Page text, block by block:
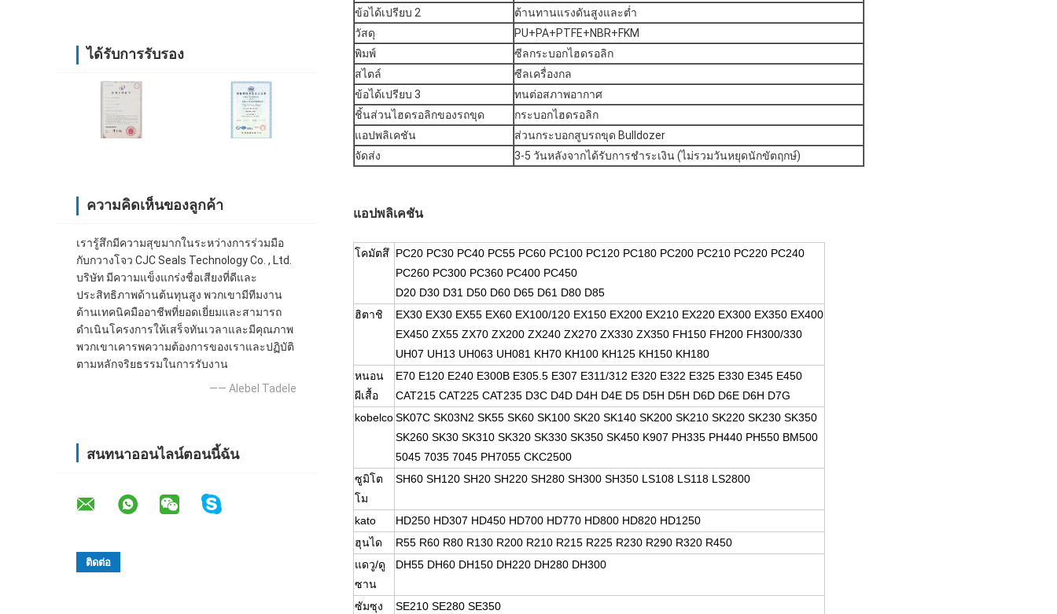
ได้รับการรับรอง
ความคิดเห็นของลูกค้า
เรารู้สึกมีความสุขมากในระหว่างการร่วมมือ
กับกวางโจว CJC Seals Technology Co. , Ltd.
บริษัท มีความแข็งแกร่งชื่อเสียงที่ดีและ
ประสิทธิภาพด้านต้นทุนสูง พวกเขามีทีมงาน
ด้านเทคนิคมืออาชีพที่ยอดเยี่ยมและสามารถ
ดำเนินโครงการให้เสร็จทันเวลาและมีคุณภาพ
พวกเขาเคารพความต้องการของเราและปฏิบัติ
ตามหลักจริยธรรมในการรับงาน
—— Alebel Tadele
สนทนาออนไลน์ตอนนี้ฉัน
ข้อได้เปรียบ 2
ต้านทานแรงดันสูงและต่ำ
วัสดุ
PU+PA+PTFE+NBR+FKM
พิมพ์
ซีลกระบอกไฮดรอลิก
สไตล์
ซีลเครื่องกล
ข้อได้เปรียบ 3
ทนต่อสภาพอากาศ
ชิ้นส่วนไฮดรอลิกของรถขุด
กระบอกไฮดรอลิก
แอปพลิเคชัน
ส่วนกระบอกสูบรถขุด Bulldozer
จัดส่ง
3-5 วันหลังจากได้รับการชำระเงิน (ไม่รวมวันหยุดนักขัตฤกษ์)
แอปพลิเคชัน
โคมัตสึ PC20 PC30 PC40 PC55 PC60 PC100 PC120 PC180 PC200 PC210 PC220 PC240
PC260 PC300 PC360 PC400 PC450
D20 D30 D31 D50 D60 D65 D61 D80 D85
ฮิตาชิ
EX30 EX30 EX55 EX60 EX100/120 EX150 EX200 EX210 EX220 EX300 EX350 EX400
EX450 ZX55 ZX70 ZX200 ZX240 ZX270 ZX330 ZX350 FH150 FH200 FH300/330
UH07 UH13 UH063 UH081 KH70 KH100 KH125 KH150 KH180
หนอน
ผีเสื้อ
E70 E120 E240 E300B E305.5 E307 E311/312 E320 E322 E325 E330 E345 E450
CAT215 CAT225 CAT235 D3C D4D D4H D4E D5 D5H D5H D6D D6E D6H D7G
kobelcoSK07C SK03N2 SK55 SK60 SK100 SK20 SK140 SK200 SK210 SK220 SK230 SK350
SK260 SK30 SK310 SK320 SK330 SK350 SK450 K907 PH335 PH440 PH550 BM500
5045 7035 7045 PH7055 CKC2500
ซูมิโต
โม
SH60 SH120 SH20 SH220 SH280 SH300 SH350 LS108 LS118 LS2800
kato
HD250 HD307 HD450 HD700 HD770 HD800 HD820 HD1250
ฮุนได
R55 R60 R80 R130 R200 R210 R215 R225 R230 R290 R320 R450
แดวู/ดู
ซาน
DH55 DH60 DH150 DH220 DH280 DH300
ซัมซุง
SE210 SE280 SE350